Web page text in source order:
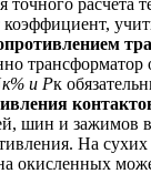
коэффициент,
трансформатор
к% и Pк
шин и зажимов
На сухих
окисленных